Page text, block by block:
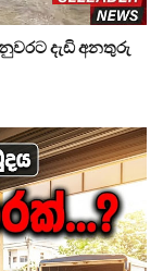
දැඩි අනතුරු